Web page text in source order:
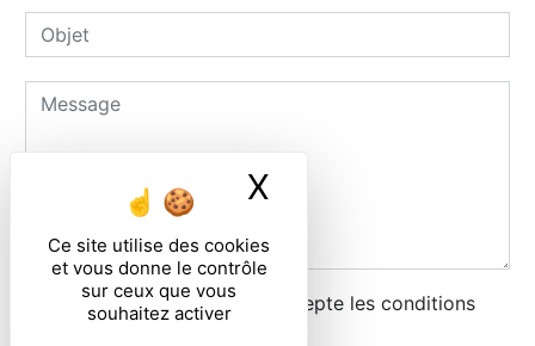
Ce site utilise des cookies
et vous donne le contrôle
sur ceux que vous
souhaitez activer
X
En cochant cette case, j'accepte les conditions